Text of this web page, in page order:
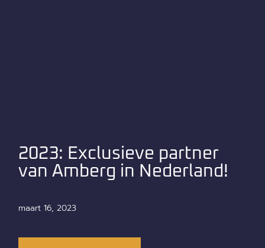
2023: Exclusieve partner
van Amberg in Nederland!
maart 16, 2023